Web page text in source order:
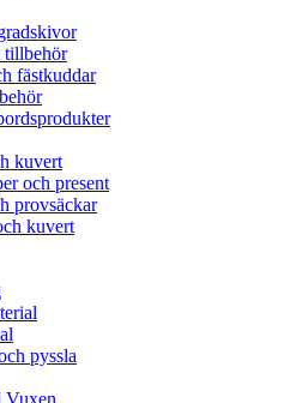
tillbehör
fästkuddar
kuvert
och present
provsäckar
kuvert
pyssla
Vuxen